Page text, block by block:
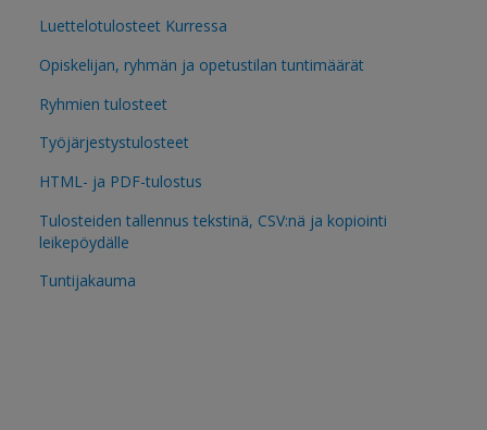
Luettelotulosteet Kurressa
Opiskelijan, ryhmän ja opetustilan tuntimäärät
Ryhmien tulosteet
Työjärjestystulosteet
HTML- ja PDF-tulostus
Tulosteiden tallennus tekstinä, CSV:nä ja kopiointi
leikepöydälle
Tuntijakauma